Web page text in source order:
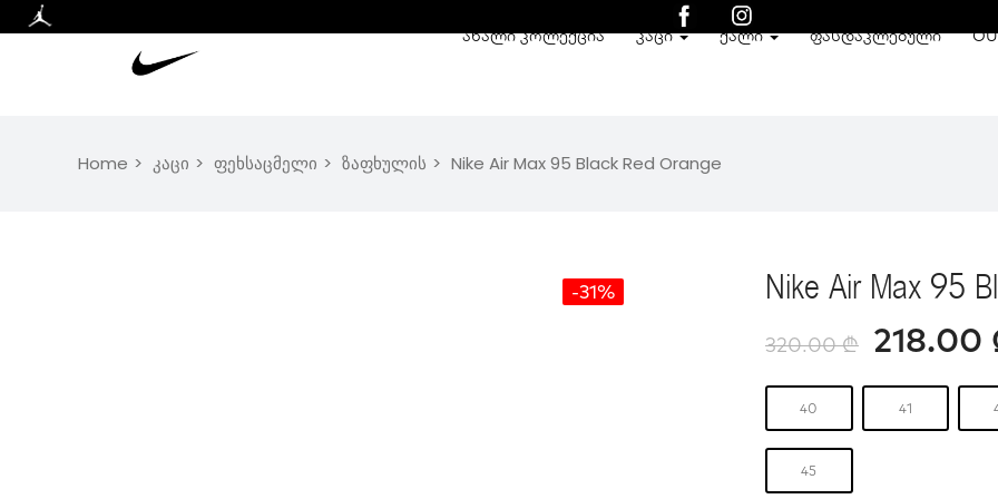
ᲐᲮᲐᲚᲘ ᲙᲝᲚᲔᲥᲪᲘᲐ ᲙᲐᲪᲘ ᲥᲐᲚᲘ ᲤᲐᲡᲓᲐᲙᲚᲔᲑᲣᲚᲘ
Home კაცი ფეხსაცმელი ზაფხულის Nike Air Max 95 Black Red Orange
-31% Nike Air Max 95
320.00₾ 218.00
40 41
45